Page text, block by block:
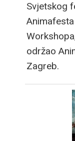
Svjetskog
održao
Zagreb.